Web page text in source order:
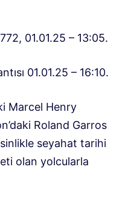
01.01.25 – 13:05.
01.01.25 – 16:10.
Marcel Henry
Roland Garros
seyahat tarihi
olan yolcularla